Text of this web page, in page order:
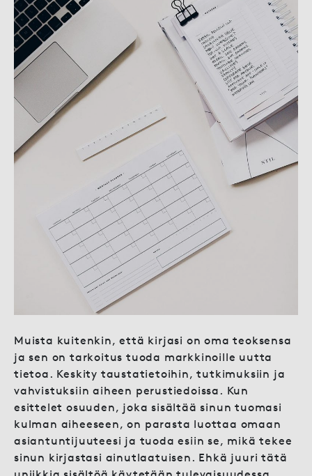
Muista kuitenkin, että kirjasi on oma teoksensa
ja sen on tarkoitus tuoda markkinoille uutta
tietoa. Keskity taustatietoihin, tutkimuksiin ja
vahvistuksiin aiheen perustiedoissa. Kun
esittelet osuuden, joka sisältää sinun tuomasi
kulman aiheeseen, on parasta luottaa omaan
asiantuntijuuteesi ja tuoda esiin se, mikä tekee
sinun kirjastasi ainutlaatuisen. Ehkä juuri tätä